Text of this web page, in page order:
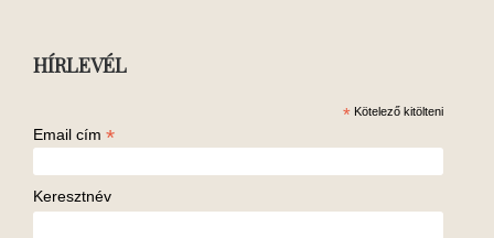
HÍRLEVÉL
* Kötelező kitölteni
Email cím *
Keresztnév